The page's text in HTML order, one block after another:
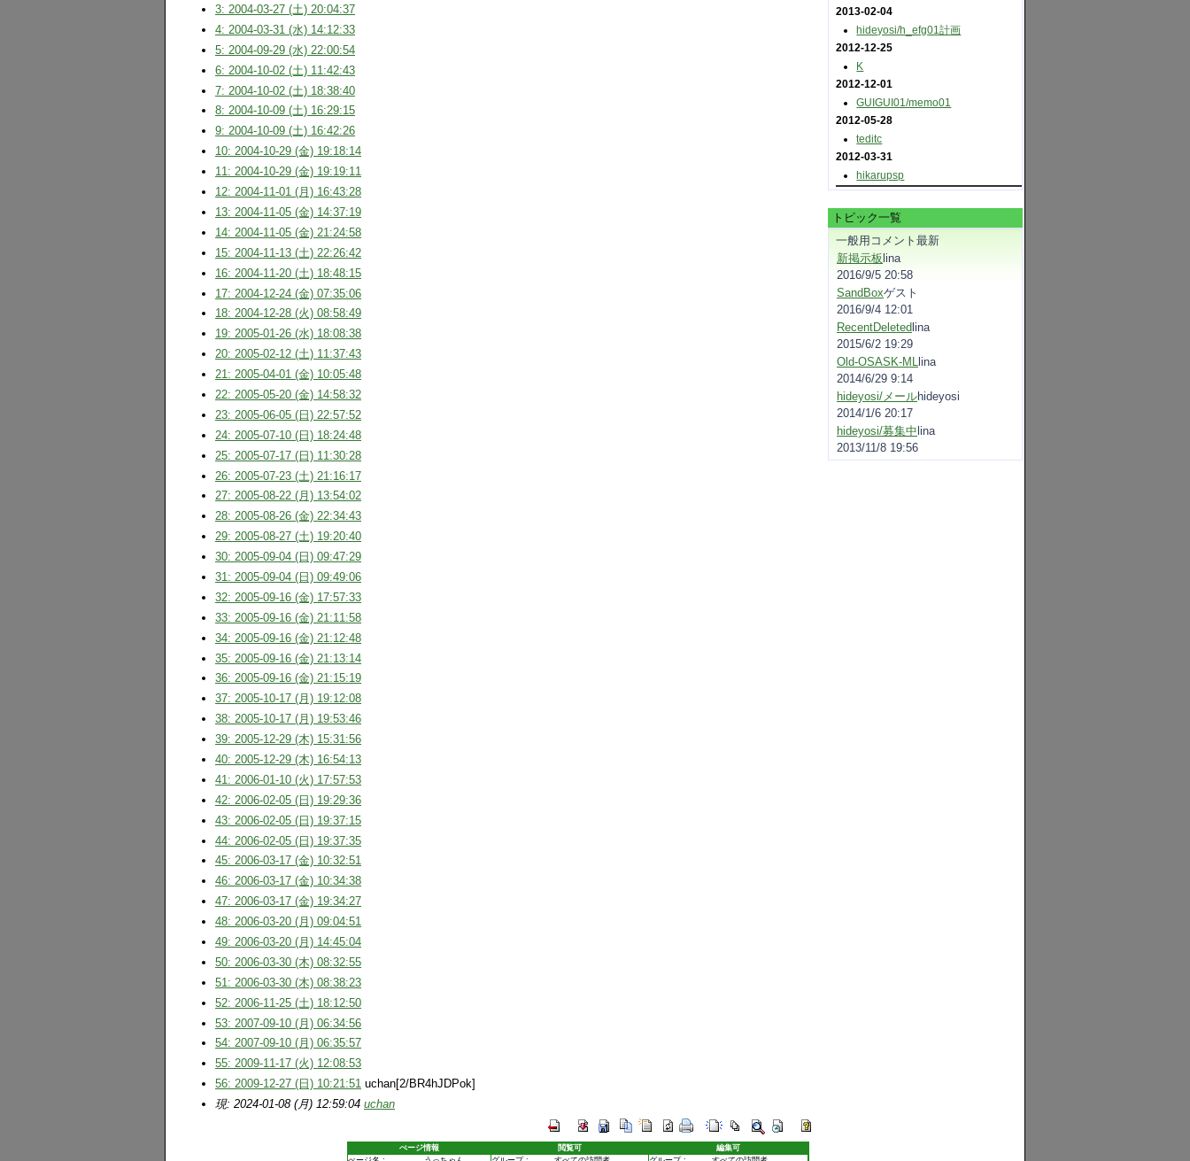
3: 2004-03-27 (土) 20:04:37
4: 2004-03-31 (水) 14:12:33
5: 2004-09-29 (水) 22:00:54
6: 2004-10-02 (土) 11:42:43
7: 2004-10-02 (土) 18:38:40
8: 2004-10-09 (土) 16:29:15
9: 2004-10-09 (土) 16:42:26
10: 2004-10-29 (金) 19:18:14
11: 2004-10-29 (金) 19:19:11
12: 2004-11-01 (月) 16:43:28
13: 2004-11-05 (金) 14:37:19
14: 2004-11-05 (金) 21:24:58
15: 2004-11-13 (土) 22:26:42
16: 2004-11-20 (土) 18:48:15
17: 2004-12-24 (金) 07:35:06
18: 2004-12-28 (火) 08:58:49
19: 2005-01-26 (水) 18:08:38
20: 2005-02-12 (土) 11:37:43
21: 2005-04-01 (金) 10:05:48
22: 2005-05-20 (金) 14:58:32
23: 2005-06-05 (日) 22:57:52
24: 2005-07-10 (日) 18:24:48
25: 2005-07-17 (日) 11:30:28
26: 2005-07-23 (土) 21:16:17
27: 2005-08-22 (月) 13:54:02
28: 2005-08-26 (金) 22:34:43
29: 2005-08-27 (土) 19:20:40
30: 2005-09-04 (日) 09:47:29
31: 2005-09-04 (日) 09:49:06
32: 2005-09-16 (金) 17:57:33
33: 2005-09-16 (金) 21:11:58
34: 2005-09-16 (金) 21:12:48
35: 2005-09-16 (金) 21:13:14
36: 2005-09-16 (金) 21:15:19
37: 2005-10-17 (月) 19:12:08
38: 2005-10-17 (月) 19:53:46
39: 2005-12-29 (木) 15:31:56
40: 2005-12-29 (木) 16:54:13
41: 2006-01-10 (火) 17:57:53
42: 2006-02-05 (日) 19:29:36
43: 2006-02-05 (日) 19:37:15
44: 2006-02-05 (日) 19:37:35
45: 2006-03-17 (金) 10:32:51
46: 2006-03-17 (金) 10:34:38
47: 2006-03-17 (金) 19:34:27
48: 2006-03-20 (月) 09:04:51
49: 2006-03-20 (月) 14:45:04
50: 2006-03-30 (木) 08:32:55
51: 2006-03-30 (木) 08:38:23
52: 2006-11-25 (土) 18:12:50
53: 2007-09-10 (月) 06:34:56
54: 2007-09-10 (月) 06:35:57
55: 2009-11-17 (火) 12:08:53
56: 2009-12-27 (日) 10:21:51 uchan[2/BR4hJDPok]
現: 2024-01-08 (月) 12:59:04 uchan
ぺージ情報 閲覧可
編集可
2013-02-04
hideyosi​/h_efg01計画
2012-12-25
K
2012-12-01
GUIGUI01​/memo01
2012-05-28
teditc
2012-03-31
hikarupsp
トピック一覧
一般用コメント最新
新掲示板 lina
2016/9/5 20:58
SandBoxゲスト
2016/9/4 12:01
RecentDeleted lina
2015/6/2 19:29
Old-OSASK-ML lina
2014/6/29 9:14
hideyosi/メールhideyosi
2014/1/6 20:17
hideyosi/募集中 lina
2013/11/8 19:56